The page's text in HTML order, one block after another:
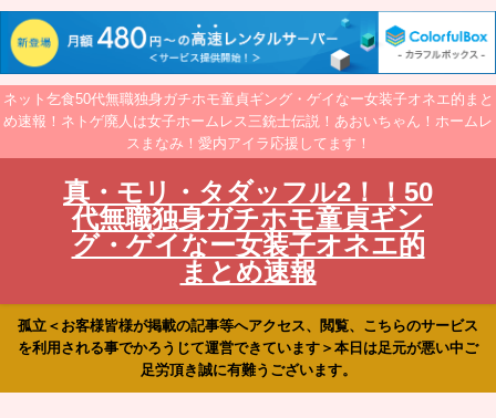
ネット乞食50代無職独身ガチホモ童貞ギング・ゲイなー女装子オネエ的まと
め速報！ネトゲ廃人は女子ホームレス三銃士伝説！あおいちゃん！ホームレ
スまなみ！愛内アイラ応援してます！
真・モリ・タダッフル2！！50
代無職独身ガチホモ童貞ギン
グ・ゲイなー女装子オネエ的
まとめ速報
孤立＜お客様皆様が掲載の記事等へアクセス、閲覧、こちらのサービス
を利用される事でかろうじて運営できています＞本日は足元が悪い中ご
足労頂き誠に有難うございます。